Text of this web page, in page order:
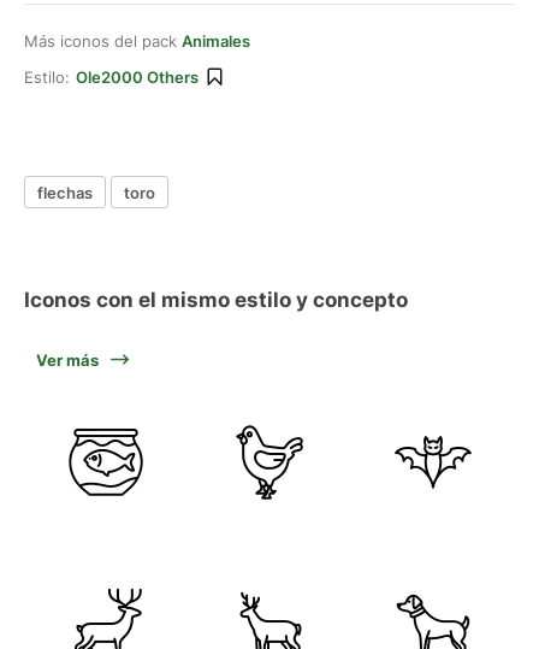
Más iconos del pack Animales
Estilo: Ole2000 Others
flechas toro
Iconos con el mismo estilo y concepto
Ver más